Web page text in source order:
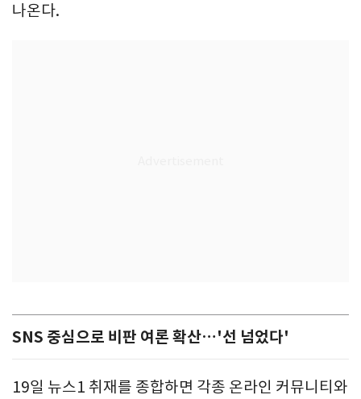
나온다.
SNS 중심으로 비판 여론 확산…'선 넘었다'
19일 뉴스1 취재를 종합하면 각종 온라인 커뮤니티와